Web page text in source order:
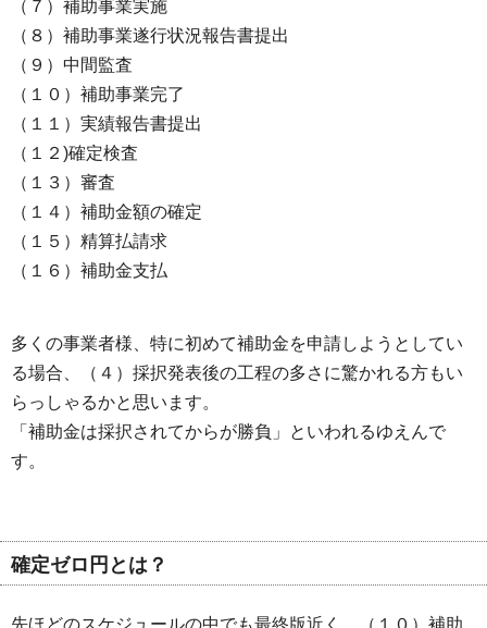
（７）補助事業実施
（８）補助事業遂行状況報告書提出
（９）中間監査
（１０）補助事業完了
（１１）実績報告書提出
（１２)確定検査
（１３）審査
（１４）補助金額の確定
（１５）精算払請求
（１６）補助金支払
多くの事業者様、特に初めて補助金を申請しようとしてい
る場合、（４）採択発表後の工程の多さに驚かれる方もい
らっしゃるかと思います。
「補助金は採択されてからが勝負」といわれるゆえんで
す。
確定ゼロ円とは？